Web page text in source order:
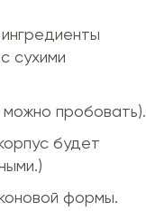
сухими
пробовать).
будет
формы.